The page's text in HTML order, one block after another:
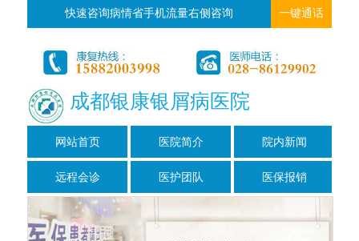
快速咨询病情省手机流量右侧咨询 一键通话
成都银康银屑病医院
网站首页 医院简介 院内新闻
远程会诊 医护团队 医保报销